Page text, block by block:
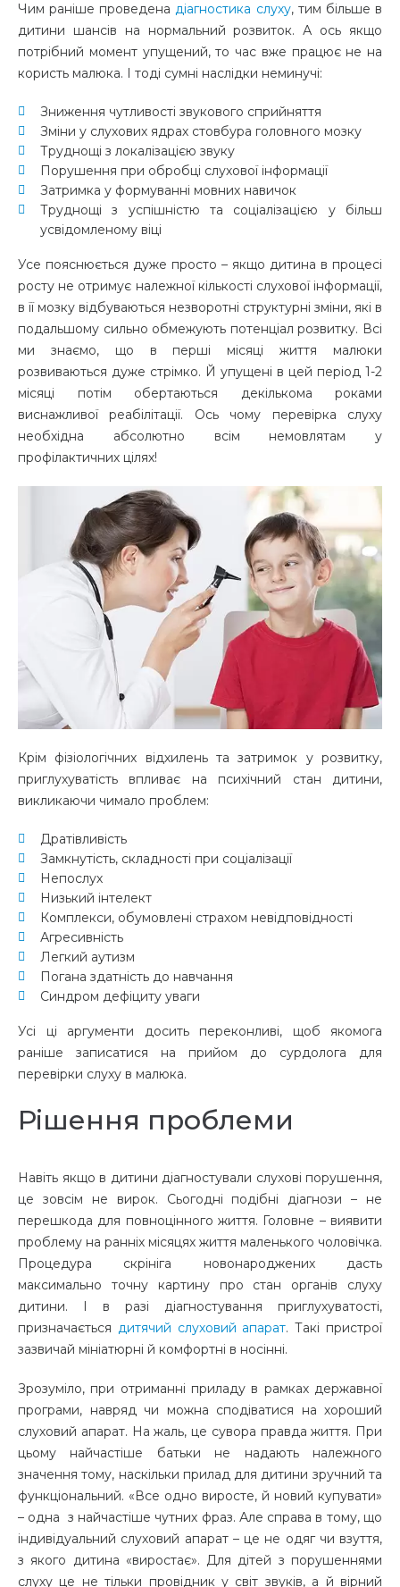
Чим раніше проведена діагностика слуху, тим більше в
дитини шансів на нормальний розвиток. А ось якщо
потрібний момент упущений, то час вже працює не на
користь малюка. І тоді сумні наслідки неминучі:
Зниження чутливості звукового сприйняття
Зміни у слухових ядрах стовбура головного мозку
Труднощі з локалізацією звуку
Порушення при обробці слухової інформації
Затримка у формуванні мовних навичок
Труднощі з успішністю та соціалізацією у більш
усвідомленому віці
Усе пояснюється дуже просто – якщо дитина в процесі
росту не отримує належної кількості слухової інформації,
в її мозку відбуваються незворотні структурні зміни, які в
подальшому сильно обмежують потенціал розвитку. Всі
ми знаємо, що в перші місяці життя малюки
розвиваються дуже стрімко. Й упущені в цей період 1-2
місяці потім обертаються декількома роками
виснажливої ​​реабілітації. Ось чому перевірка слуху
необхідна абсолютно всім немовлятам у
профілактичних цілях!
Крім фізіологічних відхилень та затримок у розвитку,
приглухуватість впливає на психічний стан дитини,
викликаючи чимало проблем:
Дратівливість
Замкнутість, складності при соціалізації
Непослух
Низький інтелект
Комплекси, обумовлені страхом невідповідності
Агресивність
Легкий аутизм
Погана здатність до навчання
Синдром дефіциту уваги
Усі ці аргументи досить переконливі, щоб якомога
раніше записатися на прийом до сурдолога для
перевірки слуху в малюка.
Рішення проблеми
Навіть якщо в дитини діагностували слухові порушення,
це зовсім не вирок. Сьогодні подібні діагнози – не
перешкода для повноцінного життя. Головне – виявити
проблему на ранніх місяцях життя маленького чоловічка.
Процедура скрініга новонароджених дасть
максимально точну картину про стан органів слуху
дитини. І в разі діагностування приглухуватості,
призначається дитячий слуховий апарат. Такі пристрої
зазвичай мініатюрні й комфортні в носінні.
Зрозуміло, при отриманні приладу в рамках державної
програми, навряд чи можна сподіватися на хороший
слуховий апарат. На жаль, це сувора правда життя. При
цьому найчастіше батьки не надають належного
значення тому, наскільки прилад для дитини зручний та
функціональний. «Все одно виросте, й новий купувати»
– одна з найчастіше чутних фраз. Але справа в тому, що
індивідуальний слуховий апарат – це не одяг чи взуття,
з якого дитина «виростає». Для дітей з порушеннями
слуху це не тільки провідник у світ звуків, а й вірний